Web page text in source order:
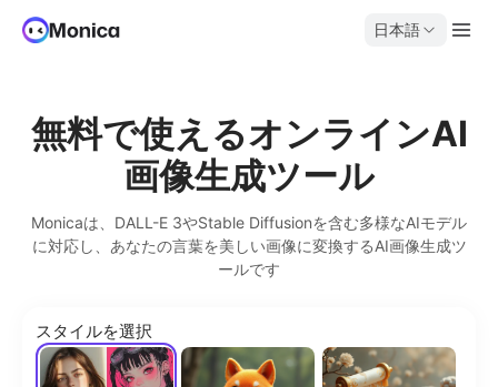
日本語
無料で使えるオンラインAI
画像生成ツール
Monicaは、DALL-E 3やStable Diffusionを含む多様なAIモデル
に対応し、あなたの言葉を美しい画像に変換するAI画像生成ツ
ールです
スタイルを選択